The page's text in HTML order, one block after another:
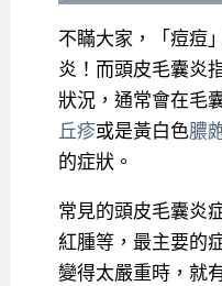
不瞞大家，「痘痘
炎！而頭皮毛囊炎
狀況，通常會在毛
丘疹或是黃白色膿
的症狀。
常見的頭皮毛囊炎
紅腫等，最主要的
變得太嚴重時，就